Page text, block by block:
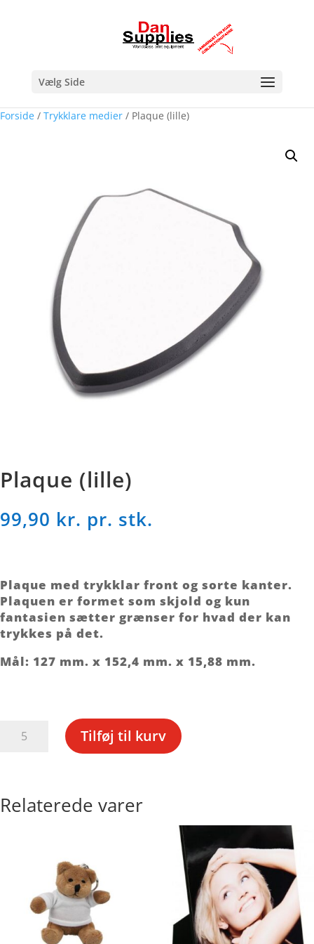
Vælg Side
Forside / Trykklare medier / Plaque (lille)
Plaque (lille)
99,90 kr. pr. stk.
Plaque med trykklar front og sorte kanter.
Plaquen er formet som skjold og kun
fantasien sætter grænser for hvad der kan
trykkes på det.
Mål: 127 mm. x 152,4 mm. x 15,88 mm.
(lille)
Tilføj til kurv
Relaterede varer